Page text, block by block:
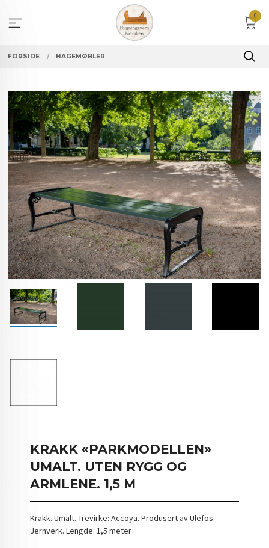
innholdet
0
FORSIDE HAGEMØBLER
KRAKK «PARKMODELLEN»
UMALT. UTEN RYGG OG
ARMLENE. 1,5 M
Krakk. Umalt. Trevirke: Accoya. Produsert av Ulefos
Jernverk. Lengde: 1,5 meter